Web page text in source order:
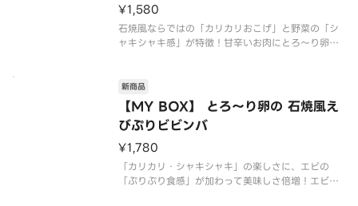
¥1,580
石焼風ならではの「カリカリおこげ」と野菜の「シ
ャキシャキ感」が特徴！甘辛いお肉にとろ～り卵と
こ／ごはん／卵黄風ソース／【別添】きざみ海苔／
【別添】旨辛コチュジャンソース
【MY BOX】 とろ～り卵の 石焼風え
びぷりビビンバ
新商品
¥1,780
「カリカリ・シャキシャキ」の楽しさに、エビの
「ぷりぷり食感」が加わって美味しさ倍増！エビと